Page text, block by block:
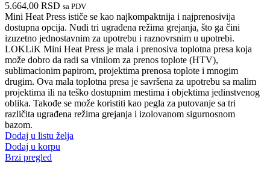
5.664,00 RSD sa PDV
Mini Heat Press ističe se kao najkompaktnija i najprenosivija
dostupna opcija. Nudi tri ugrađena režima grejanja, što ga čini
izuzetno jednostavnim za upotrebu i raznovrsnim u upotrebi.
LOKLiK Mini Heat Press je mala i prenosiva toplotna presa koja
može dobro da radi sa vinilom za prenos toplote (HTV),
sublimacionim papirom, projektima prenosa toplote i mnogim
drugim. Ova mala toplotna presa je savršena za upotrebu sa malim
projektima ili na teško dostupnim mestima i objektima jedinstvenog
oblika. Takođe se može koristiti kao pegla za putovanje sa tri
različita ugrađena režima grejanja i izolovanom sigurnosnom
bazom.
Dodaj u listu želja
Dodaj u korpu
Brzi pregled